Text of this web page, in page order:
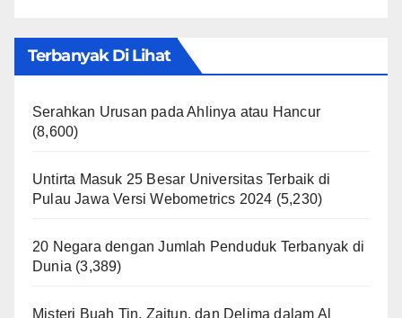
Terbanyak Di Lihat
Serahkan Urusan pada Ahlinya atau Hancur
(8,600)
Untirta Masuk 25 Besar Universitas Terbaik di
Pulau Jawa Versi Webometrics 2024 (5,230)
20 Negara dengan Jumlah Penduduk Terbanyak di
Dunia (3,389)
Misteri Buah Tin, Zaitun, dan Delima dalam Al